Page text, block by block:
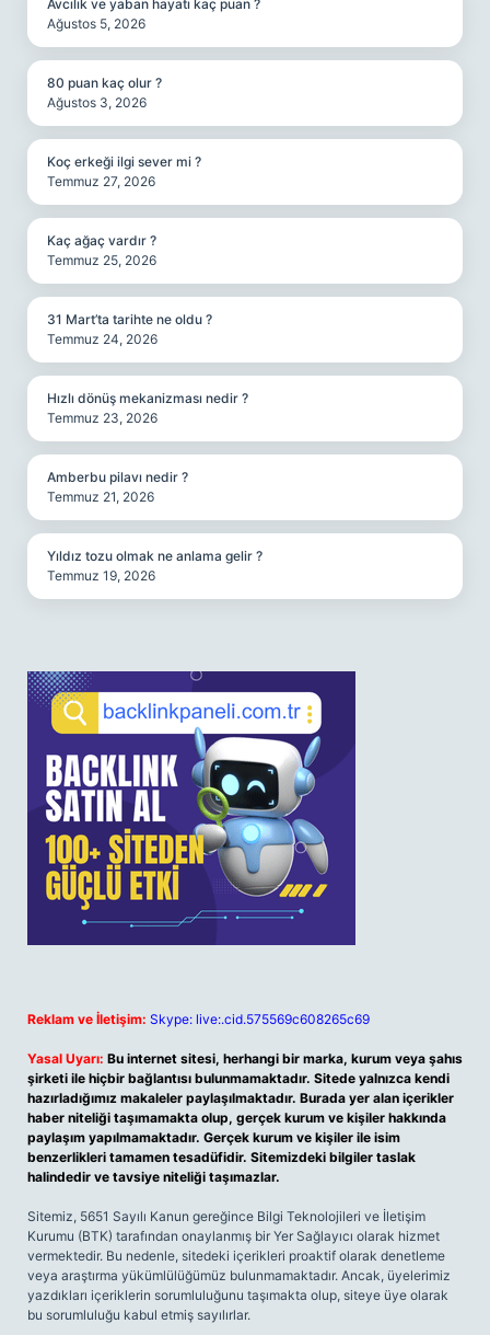
Avcılık ve yaban hayatı kaç puan ?
Ağustos 5, 2026
80 puan kaç olur ?
Ağustos 3, 2026
Koç erkeği ilgi sever mi ?
Temmuz 27, 2026
Kaç ağaç vardır ?
Temmuz 25, 2026
31 Mart’ta tarihte ne oldu ?
Temmuz 24, 2026
Hızlı dönüş mekanizması nedir ?
Temmuz 23, 2026
Amberbu pilavı nedir ?
Temmuz 21, 2026
Yıldız tozu olmak ne anlama gelir ?
Temmuz 19, 2026
Reklam ve İletişim: Skype: live:.cid.575569c608265c69
Yasal Uyarı: Bu internet sitesi, herhangi bir marka, kurum veya şahıs
şirketi ile hiçbir bağlantısı bulunmamaktadır. Sitede yalnızca kendi
hazırladığımız makaleler paylaşılmaktadır. Burada yer alan içerikler
haber niteliği taşımamakta olup, gerçek kurum ve kişiler hakkında
paylaşım yapılmamaktadır. Gerçek kurum ve kişiler ile isim
benzerlikleri tamamen tesadüfidir. Sitemizdeki bilgiler taslak
halindedir ve tavsiye niteliği taşımazlar.
Sitemiz, 5651 Sayılı Kanun gereğince Bilgi Teknolojileri ve İletişim
Kurumu (BTK) tarafından onaylanmış bir Yer Sağlayıcı olarak hizmet
vermektedir. Bu nedenle, sitedeki içerikleri proaktif olarak denetleme
veya araştırma yükümlülüğümüz bulunmamaktadır. Ancak, üyelerimiz
yazdıkları içeriklerin sorumluluğunu taşımakta olup, siteye üye olarak
bu sorumluluğu kabul etmiş sayılırlar.